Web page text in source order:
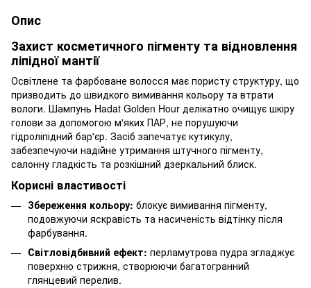
Опис
Захист косметичного пігменту та відновлення
ліпідної мантії
Освітлене та фарбоване волосся має пористу структуру, що
призводить до швидкого вимивання кольору та втрати
вологи. Шампунь Hadat Golden Hour делікатно очищує шкіру
голови за допомогою м'яких ПАР, не порушуючи
гідроліпідний бар'єр. Засіб запечатує кутикулу,
забезпечуючи надійне утримання штучного пігменту,
салонну гладкість та розкішний дзеркальний блиск.
Корисні властивості
Збереження кольору: блокує вимивання пігменту,
подовжуючи яскравість та насиченість відтінку після
фарбування.
Світловідбивний ефект: перламутрова пудра згладжує
поверхню стрижня, створюючи багатогранний
глянцевий перелив.